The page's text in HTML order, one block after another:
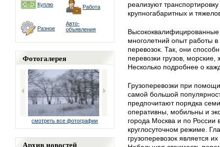
Куплю Работа
Разное
Авто-
объявления
Фотогалерея
смотреть все фотографии
Архив новостей
реализуют
крупногабаритных и
многолетний опыт работы
перевозок. Так, они
перевозки грузов,
Несколько подробнее о
Грузоперевозки при
самой большой
предпочитают порядка
оперативны, мобильны и
города Москва и по
круглосуточном режиме.
грузоперевозок является